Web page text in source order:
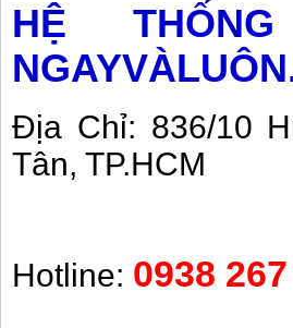
HỆ
Địa Chỉ: 836/10
Tân, TP.HCM
Hotline: 0938